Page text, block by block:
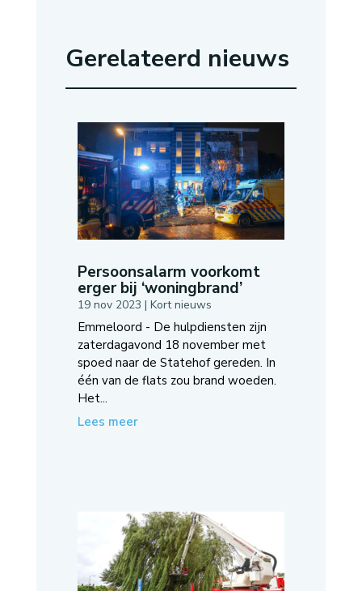
Gerelateerd nieuws
Persoonsalarm voorkomt
erger bij ‘woningbrand’
19 nov 2023 | Kort nieuws
Emmeloord - De hulpdiensten zijn
zaterdagavond 18 november met
spoed naar de Statehof gereden. In
één van de flats zou brand woeden.
Het...
Lees meer